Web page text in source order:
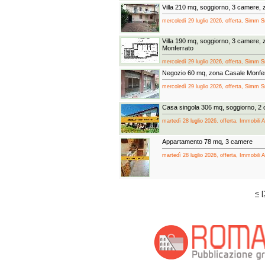
Villa 210 mq, soggiorno, 3 camere,
mercoledì 29 luglio 2026, offerta, Simm
Villa 190 mq, soggiorno, 3 camere,
Monferrato
mercoledì 29 luglio 2026, offerta, Simm
Negozio 60 mq, zona Casale
mercoledì 29 luglio 2026, offerta, Simm
Casa singola 306 mq, soggiorno, 2
martedì 28 luglio 2026, offerta, Immobili
Appartamento 78 mq, 3 camere
martedì 28 luglio 2026, offerta, Immobili
<